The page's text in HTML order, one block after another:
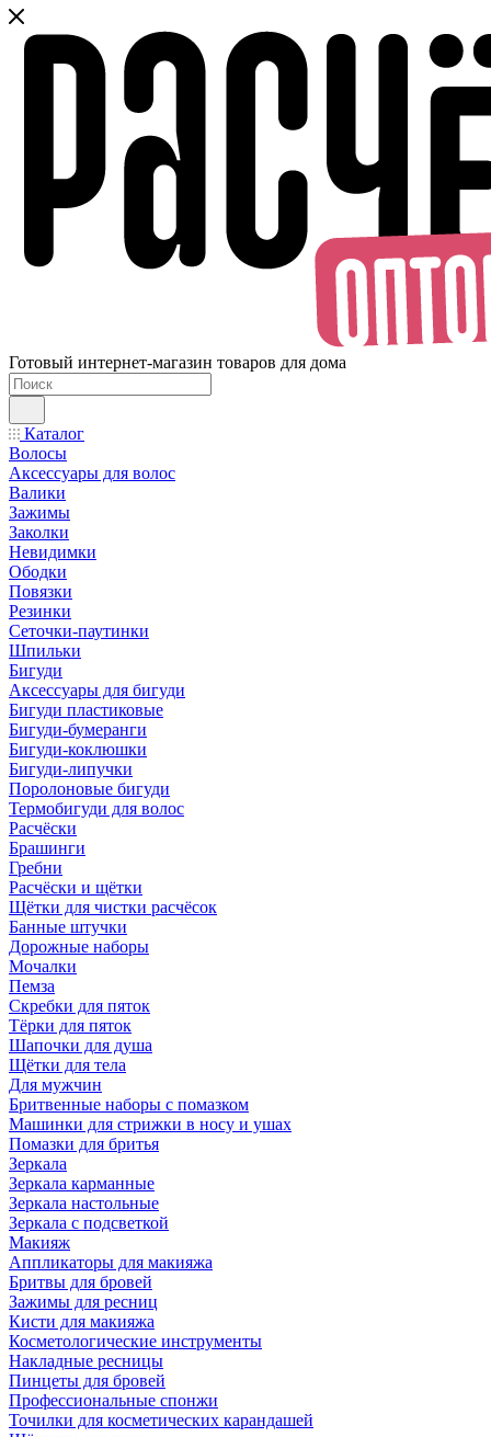
Готовый интернет-магазин товаров для дома
Каталог
Волосы
Аксессуары для волос
Валики
Зажимы
Заколки
Невидимки
Ободки
Повязки
Резинки
Сеточки-паутинки
Шпильки
Бигуди
Аксессуары для бигуди
Бигуди пластиковые
Бигуди-бумеранги
Бигуди-коклюшки
Бигуди-липучки
Поролоновые бигуди
Термобигуди для волос
Расчёски
Брашинги
Гребни
Расчёски и щётки
Щётки для чистки расчёсок
Банные штучки
Дорожные наборы
Мочалки
Пемза
Скребки для пяток
Тёрки для пяток
Шапочки для душа
Щётки для тела
Для мужчин
Бритвенные наборы с помазком
Машинки для стрижки в носу и ушах
Помазки для бритья
Зеркала
Зеркала карманные
Зеркала настольные
Зеркала с подсветкой
Макияж
Аппликаторы для макияжа
Бритвы для бровей
Зажимы для ресниц
Кисти для макияжа
Косметологические инструменты
Накладные ресницы
Пинцеты для бровей
Профессиональные спонжи
Точилки для косметических карандашей